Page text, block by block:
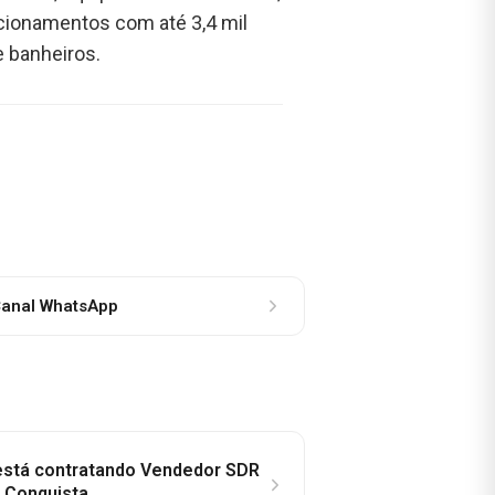
com até 3,4 mil
banheiros.
WhatsApp
contratando Vendedor SDR